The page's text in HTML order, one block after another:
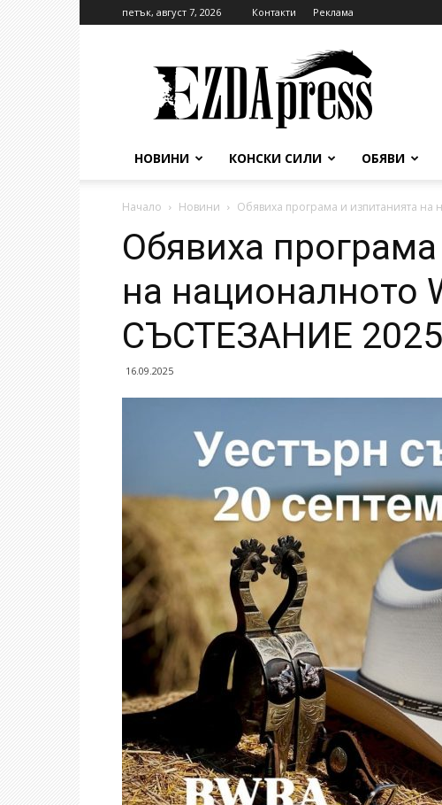
петък, август 7, 2026 Контакти Реклама
НОВИНИ КОНСКИ СИЛИ ОБЯВИ
Начало Новини Обявиха програма и изпитанията на
Обявиха
на националното
СЪСТЕЗАНИЕ 2025
16.09.2025